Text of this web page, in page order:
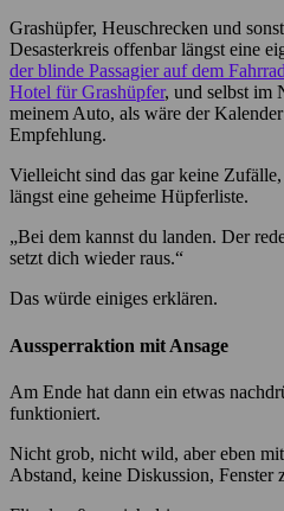
Grashüpfer, Heuschrecken und
Desasterkreis offenbar längst eine
der blinde Passagier auf dem Fahrrad
Hotel für Grashüpfer, und selbst im
meinem Auto, als wäre der
Empfehlung.
Vielleicht sind das gar keine
längst eine geheime Hüpferliste.
„Bei dem kannst du landen. Der
setzt dich wieder raus.“
Das würde einiges erklären.
Aussperraktion mit Ansage
Am Ende hat dann ein etwas
funktioniert.
Nicht grob, nicht wild, aber eben
Abstand, keine Diskussion, Fenster